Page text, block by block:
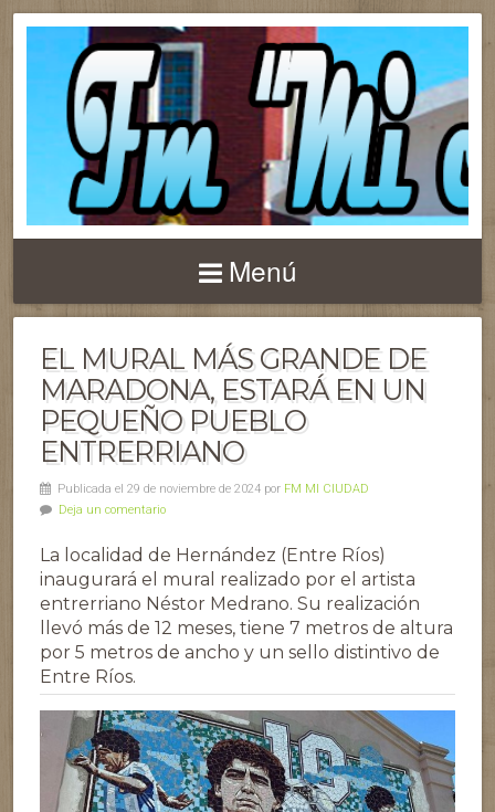
Menú
EL MURAL MÁS GRANDE DE
MARADONA, ESTARÁ EN UN
PEQUEÑO PUEBLO
ENTRERRIANO
Publicada el 29 de noviembre de 2024 por FM MI CIUDAD
Deja un comentario
La localidad de Hernández (Entre Ríos)
inaugurará el mural realizado por el artista
entrerriano Néstor Medrano. Su realización
llevó más de 12 meses, tiene 7 metros de altura
por 5 metros de ancho y un sello distintivo de
Entre Ríos.